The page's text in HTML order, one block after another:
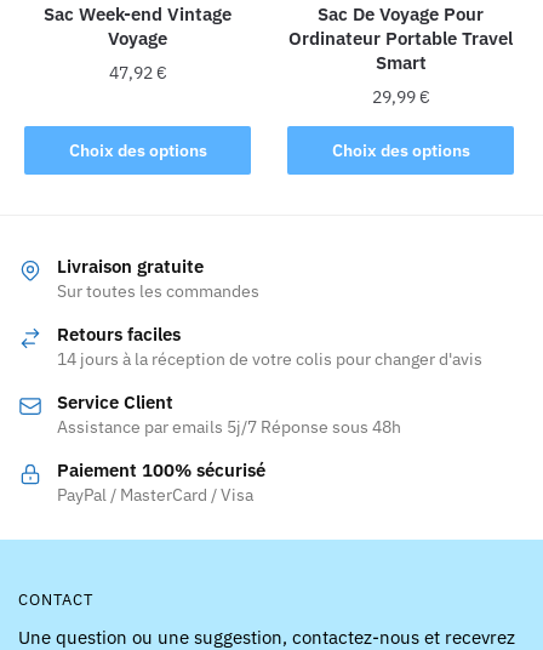
Sac Week-end Vintage
Voyage
47,92€
Choix des options
produit
a
Les
options
peuvent
être
sur
la
page
du
Sac De Voyage Pour
Ordinateur Portable Travel
Smart
29,99€
Choix des options
Ce
produit
être
sur
Livraison gratuite
Sur toutes les commandes
Retours faciles
14 jours à la réception de votre colis pour changer d'avis
Service Client
Assistance par emails 5j/7 Réponse sous 48h
Paiement 100% sécurisé
PayPal / MasterCard / Visa
CONTACT
Une question ou une suggestion, contactez-nous et recevrez